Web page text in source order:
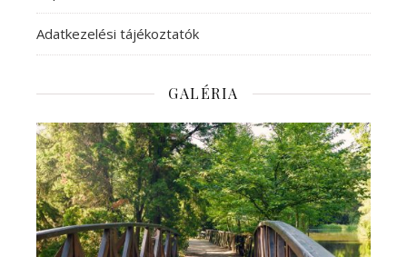
Adatkezelési tájékoztatók
GALÉRIA